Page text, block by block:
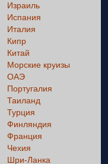
Израиль
Испания
Италия
Кипр
Китай
Морские круизы
ОАЭ
Португалия
Таиланд
Турция
Финляндия
Франция
Чехия
Шри-Ланка